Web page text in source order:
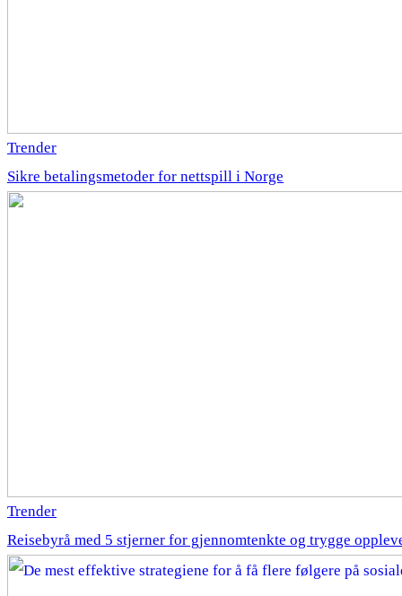
Trender
Sikre betalingsmetoder for nettspill i Norge
Trender
Reisebyrå med 5 stjerner for gjennomtenkte og trygge